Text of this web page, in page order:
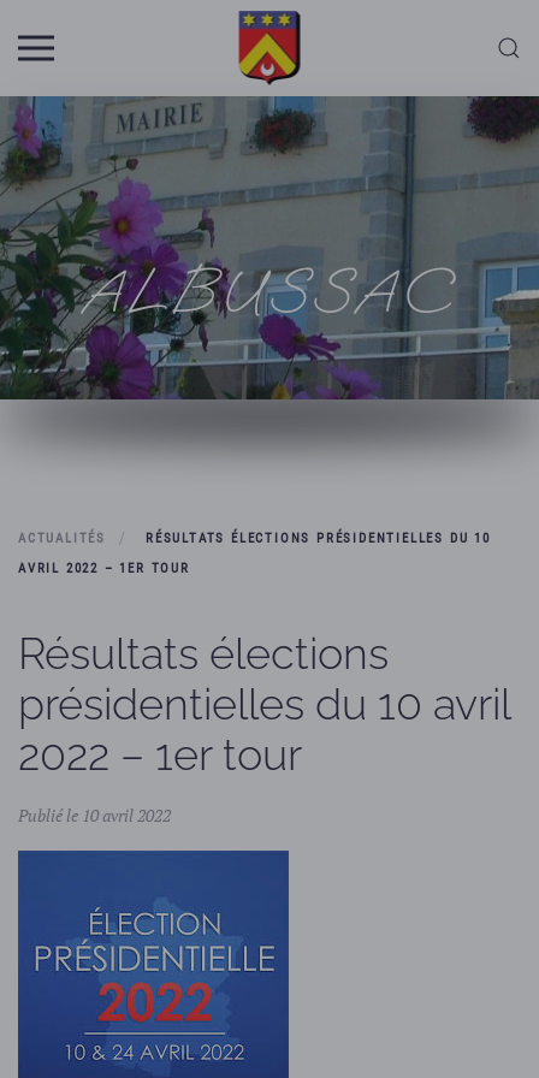
Skip to main content
ALBUSSAC
ACTUALITÉS
RÉSULTATS ÉLECTIONS PRÉSIDENTIELLES DU 10
AVRIL 2022 – 1ER TOUR
Résultats élections
présidentielles du 10 avril
2022 – 1er tour
Publié le 10 avril 2022